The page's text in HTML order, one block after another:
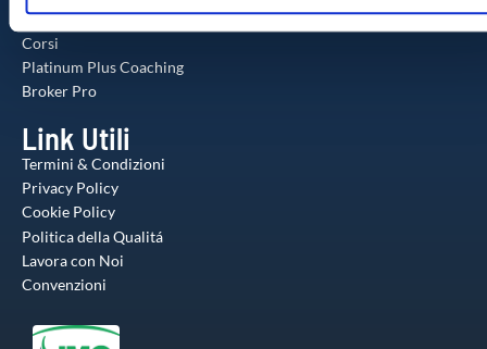
utilizzo dei loro servizi.
Il Metodo
Corsi
Platinum Plus Coaching
Broker Pro
Link Utili
Termini & Condizioni
Privacy Policy
Cookie Policy
Politica della Qualitá
Lavora con Noi
Convenzioni